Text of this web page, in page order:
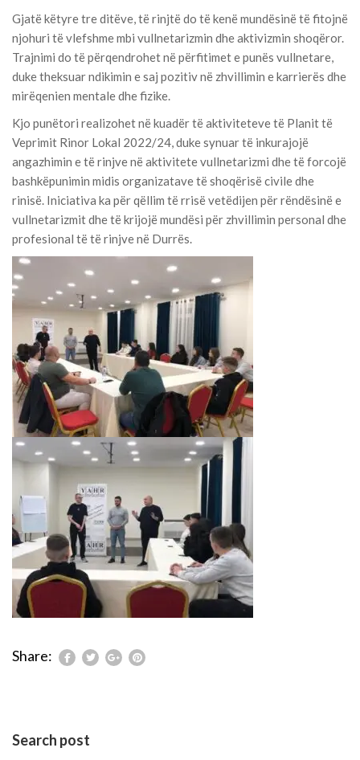
Gjatë këtyre tre ditëve, të rinjtë do të kenë mundësinë të fitojnë
njohuri të vlefshme mbi vullnetarizmin dhe aktivizmin shoqëror.
Trajnimi do të përqendrohet në përfitimet e punës vullnetare,
duke theksuar ndikimin e saj pozitiv në zhvillimin e karrierës dhe
mirëqenien mentale dhe fizike.
Kjo punëtori realizohet në kuadër të aktiviteteve të Planit të
Veprimit Rinor Lokal 2022/24, duke synuar të inkurajojë
angazhimin e të rinjve në aktivitete vullnetarizmi dhe të forcojë
bashkëpunimin midis organizatave të shoqërisë civile dhe
rinisë. Iniciativa ka për qëllim të rrisë vetëdijen për rëndësinë e
vullnetarizmit dhe të krijojë mundësi për zhvillimin personal dhe
profesional të të rinjve në Durrës.
Share:
Search post